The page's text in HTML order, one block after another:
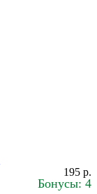
195 р.
Бонусы: 4